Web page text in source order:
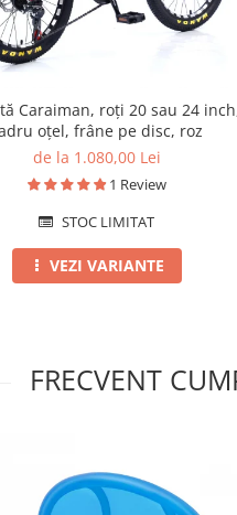
Caraiman, roți 20 sau 24
oțel, frâne pe disc, roz
de la 1.080,00 Lei
1 Review
STOC LIMITAT
VEZI VARIANTE
FRECVENT